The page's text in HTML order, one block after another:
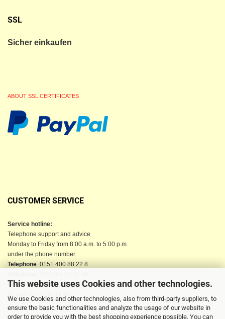
This website uses Cookies and other technologies.
We use Cookies and other technologies, also from third-party suppliers, to
ensure the basic functionalities and analyze the usage of our website in
order to provide you with the best shopping experience possible. You can
SSL
Sicher einkaufen
ABOUT SSL CERTIFICATES
CUSTOMER SERVICE
Service hotline:
Telephone support and advice
Monday to Friday from 8:00 a.m. to 5:00 p.m.
under the phone number
Telephone: 0151 400 88 22 8
Email: info@berkau-onlineshop.de
Or use our contact form